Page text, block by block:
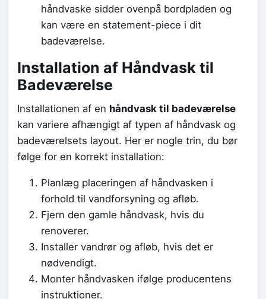
håndvaske sidder ovenpå bordpladen og
kan være en statement-piece i dit
badeværelse.
Installation af Håndvask til
Badeværelse
Installationen af en håndvask til badeværelse
kan variere afhængigt af typen af håndvask og
badeværelsets layout. Her er nogle trin, du bør
følge for en korrekt installation:
Planlæg placeringen af håndvasken i
forhold til vandforsyning og afløb.
Fjern den gamle håndvask, hvis du
renoverer.
Installer vandrør og afløb, hvis det er
nødvendigt.
Monter håndvasken ifølge producentens
instruktioner.